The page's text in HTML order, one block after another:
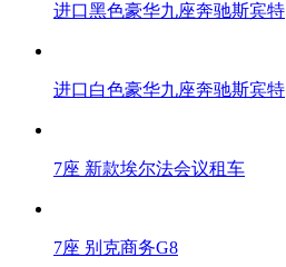
进口黑色豪华九座奔驰斯宾特
进口白色豪华九座奔驰斯宾特
7座 新款埃尔法会议租车
7座 别克商务G8